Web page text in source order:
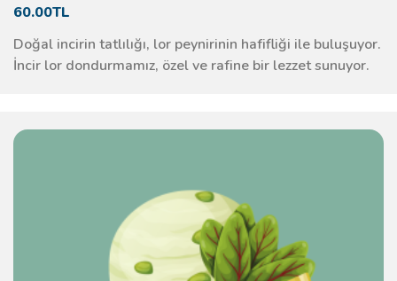
60.00TL
Doğal incirin tatlılığı, lor peynirinin hafifliği ile buluşuyor.
İncir lor dondurmamız, özel ve rafine bir lezzet sunuyor.